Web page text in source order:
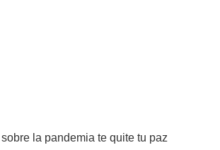
la pandemia te quite tu paz